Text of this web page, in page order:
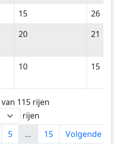
15
26
20 21
10 15
115 rijen
rijen
5 … 15 Volgende